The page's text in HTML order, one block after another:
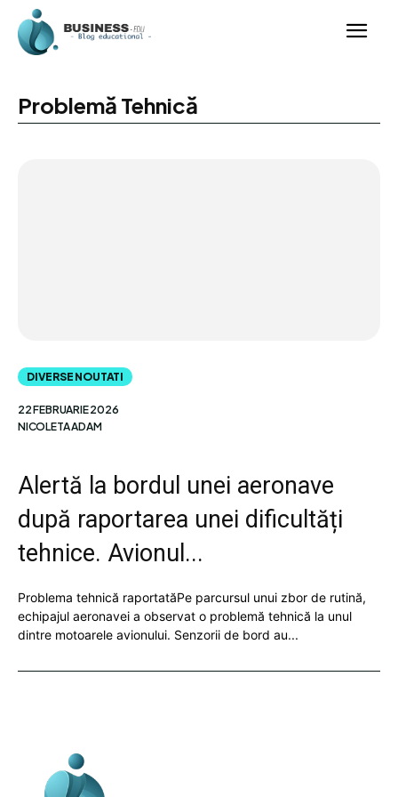
Problemă Tehnică
DIVERSE NOUTATI
22 FEBRUARIE 2026
NICOLETA ADAM
Alertă la bordul unei aeronave
după raportarea unei dificultăți
tehnice. Avionul...
Problema tehnică raportatăPe parcursul unui zbor de rutină,
echipajul aeronavei a observat o problemă tehnică la unul
dintre motoarele avionului. Senzorii de bord au...